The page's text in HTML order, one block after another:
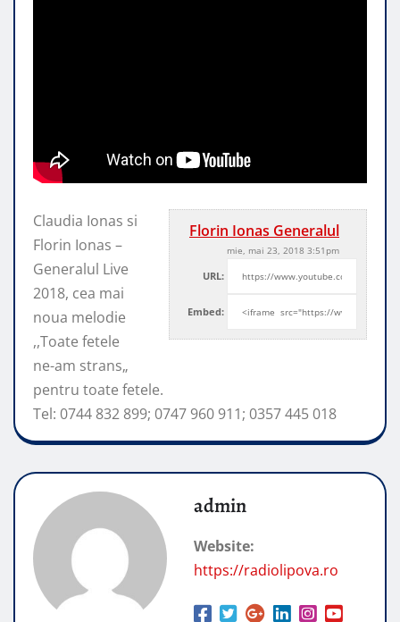
Florin Ionas Generalul
mie, mai 23, 2018 3:51pm
URL:
Embed:
Claudia Ionas si
Florin Ionas –
Generalul Live
2018, cea mai
noua melodie
,,Toate fetele
ne-am strans„
pentru toate fetele.
Tel: 0744 832 899; 0747 960 911; 0357 445 018
admin
Website:
https://radiolipova.ro